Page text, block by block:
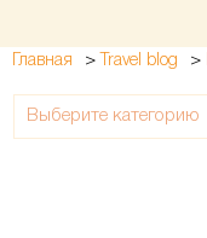
Главная > Travel blog >
Выберите категорию